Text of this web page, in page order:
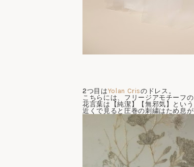
2つ目はYolan Crisのドレス。
こちらには、フリージアモチーフ
花言葉は【純潔】【無邪気】とい
近くで見ると圧巻の刺繍はため息